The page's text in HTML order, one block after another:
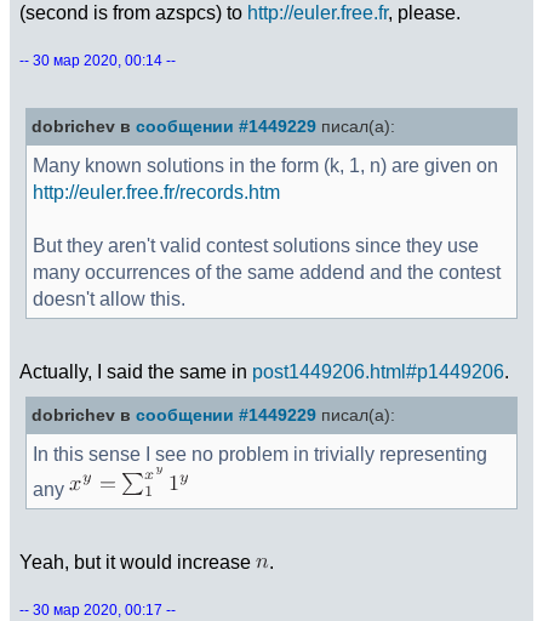
(second is from azspcs) to http://euler.free.fr, please.
-- 30 мар 2020, 00:14 --
dobrichev в сообщении #1449229 писал(а):
Many known solutions in the form (k, 1, n) are given on
http://euler.free.fr/records.htm
But they aren't valid contest solutions since they use
many occurrences of the same addend and the contest
doesn't allow this.
Actually, I said the same in post1449206.html#p1449206.
dobrichev в сообщении #1449229 писал(а):
In this sense I see no problem in trivially representing
any
Yeah, but it would increase .
-- 30 мар 2020, 00:17 --